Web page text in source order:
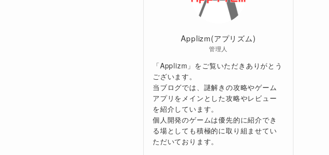
Applizm(アプリズム)
管理人
「Applizm」をご覧いただきありがとう
ございます。
当ブログでは、謎解きの攻略やゲーム
アプリをメインとした攻略やレビュー
を紹介しています。
個人開発のゲームは優先的に紹介でき
る場としても積極的に取り組ませてい
ただいております。